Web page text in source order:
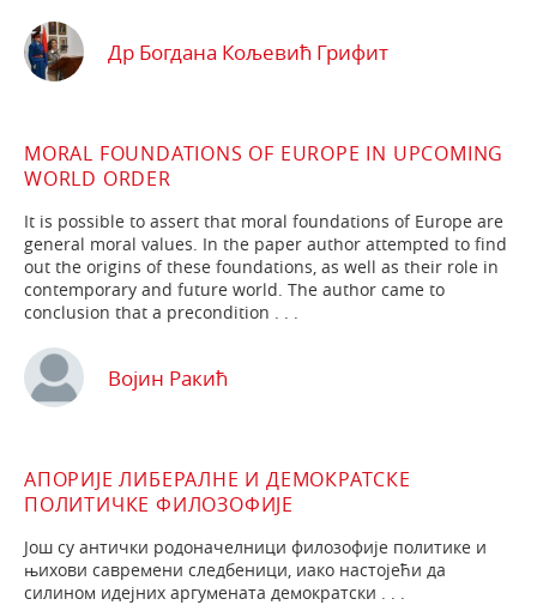
Др Богдана Кољевић Грифит
MORAL FOUNDATIONS OF EUROPE IN UPCOMING
WORLD ORDER
It is possible to assert that moral foundations of Europe are
ge­neral moral values. In the paper author attempted to find
out the origins of these foundations, as well as their role in
contemporary and future world. The author came to
conclusion that a precondition . . .
Војин Ракић
АПОРИЈЕ ЛИБЕРАЛНЕ И ДЕМОКРАТСКЕ
ПОЛИТИЧКЕ ФИЛОЗОФИЈЕ
Још су антички родоначелници филозофије политике и
њихови савремени следбеници, иако настојећи да
силином идејних аргумената демократски . . .